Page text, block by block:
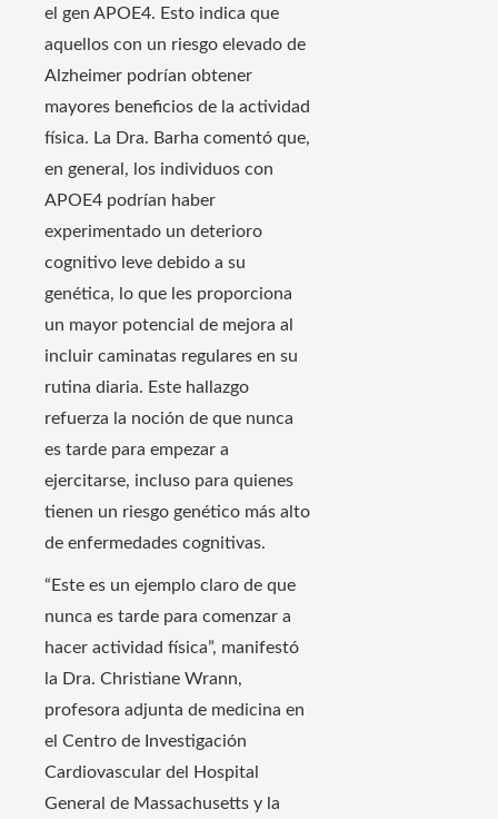
el gen APOE4. Esto indica que
aquellos con un riesgo elevado de
Alzheimer podrían obtener
mayores beneficios de la actividad
física. La Dra. Barha comentó que,
en general, los individuos con
APOE4 podrían haber
experimentado un deterioro
cognitivo leve debido a su
genética, lo que les proporciona
un mayor potencial de mejora al
incluir caminatas regulares en su
rutina diaria. Este hallazgo
refuerza la noción de que nunca
es tarde para empezar a
ejercitarse, incluso para quienes
tienen un riesgo genético más alto
de enfermedades cognitivas.
“Este es un ejemplo claro de que
nunca es tarde para comenzar a
hacer actividad física”, manifestó
la Dra. Christiane Wrann,
profesora adjunta de medicina en
el Centro de Investigación
Cardiovascular del Hospital
General de Massachusetts y la